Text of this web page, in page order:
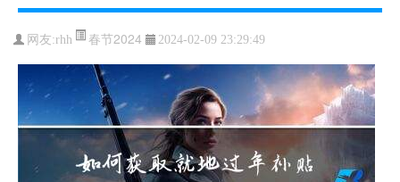
网友:rhh 春节2024 2024-02-09 23:29:49